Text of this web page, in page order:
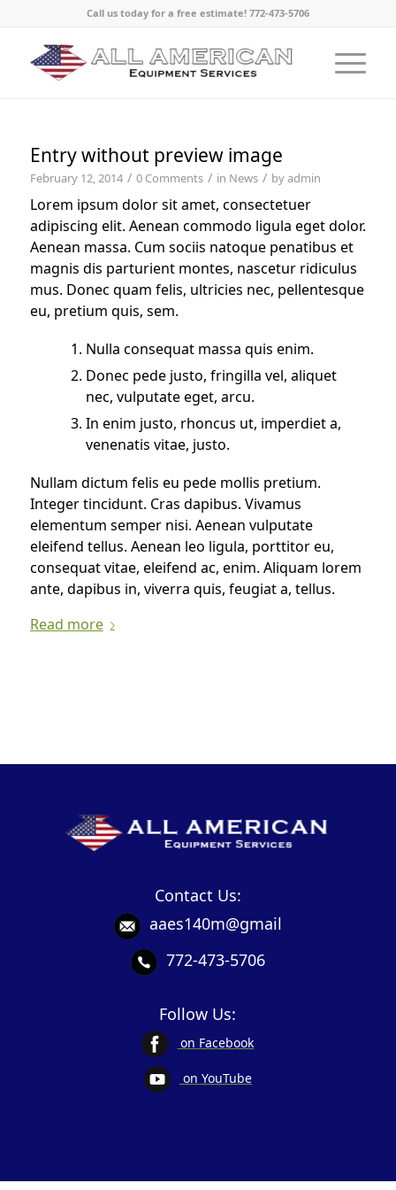
Call us today for a free estimate! 772-473-5706
Entry without preview image
February 12, 2014 / 0 Comments / in News / byadmin
Lorem ipsum dolor sit amet, consectetuer
adipiscing elit. Aenean commodo ligula eget dolor.
Aenean massa. Cum sociis natoque penatibus et
magnis dis parturient montes, nascetur ridiculus
mus. Donec quam felis, ultricies nec, pellentesque
eu, pretium quis, sem.
Nulla consequat massa quis enim.
Donec pede justo, fringilla vel, aliquet
nec, vulputate eget, arcu.
In enim justo, rhoncus ut, imperdiet a,
venenatis vitae, justo.
Nullam dictum felis eu pede mollis pretium.
Integer tincidunt. Cras dapibus. Vivamus
elementum semper nisi. Aenean vulputate
eleifend tellus. Aenean leo ligula, porttitor eu,
consequat vitae, eleifend ac, enim. Aliquam lorem
ante, dapibus in, viverra quis, feugiat a, tellus.
Read more
Contact Us:
aaes140m@gmail
772-473-5706
Follow Us:
on Facebook
on YouTube